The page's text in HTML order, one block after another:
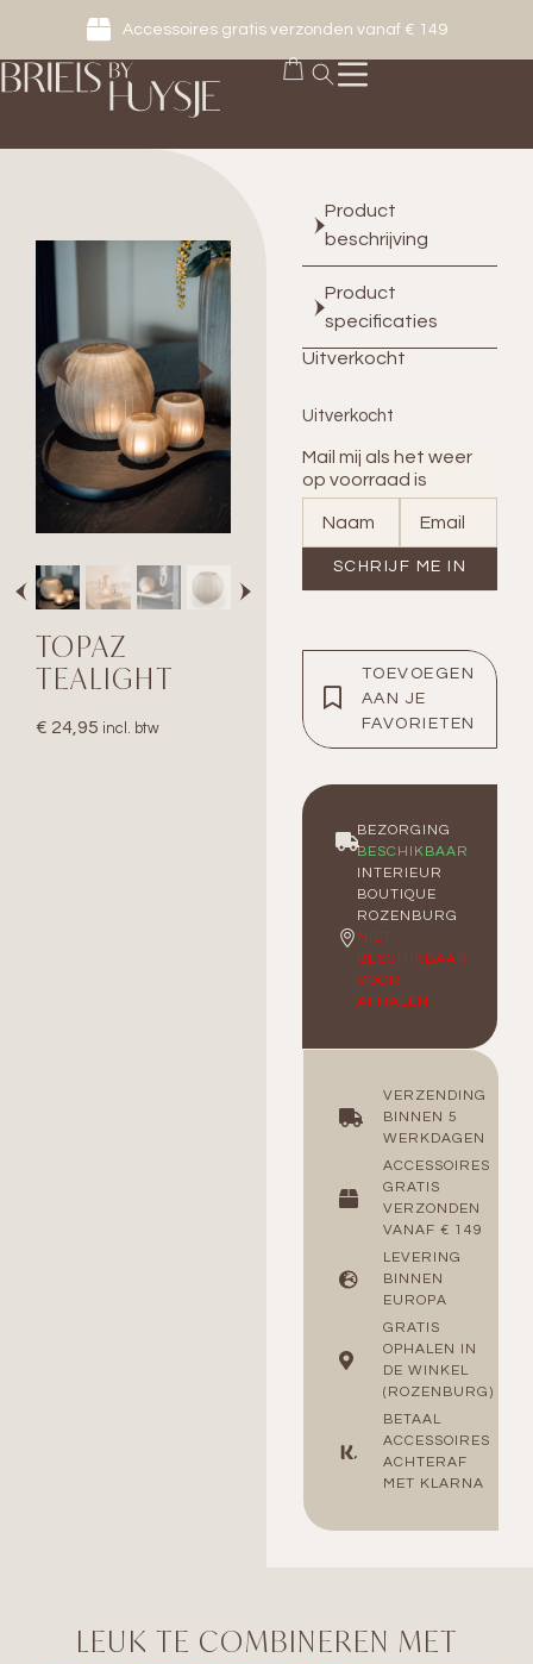
Accessoires gratis verzonden vanaf € 149
TOPAZ
TEALIGHT
€ 24,95 incl. btw
Product
beschrijving
Product
specificaties
Uitverkocht
Uitverkocht
Mail mij als het weer
op voorraad is
TOEVOEGEN
AAN JE
FAVORIETEN
BEZORGING
BESCHIKBAAR
INTERIEUR
BOUTIQUE
ROZENBURG
NIET
BESCHIKBAAR
VOOR
AFHALEN
VERZENDING
BINNEN 5
WERKDAGEN
ACCESSOIRES
GRATIS
VERZONDEN
VANAF € 149
LEVERING
BINNEN
EUROPA
GRATIS
OPHALEN IN
DE WINKEL
(ROZENBURG)
BETAAL
ACCESSOIRES
ACHTERAF
MET KLARNA
LEUK TE COMBINEREN MET